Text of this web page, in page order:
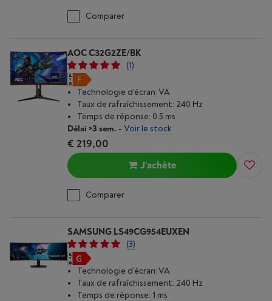
Comparer
AOC C32G2ZE/BK
(1)
Technologie d'écran: VA
Taux de rafraîchissement: 240 Hz
Temps de réponse: 0.5 ms
Délai >3 sem. - Voir le stock
€ 219,00
J'achète
Comparer
SAMSUNG LS49CG954EUXEN
(3)
Technologie d'écran: VA
Taux de rafraîchissement: 240 Hz
Temps de réponse: 1 ms